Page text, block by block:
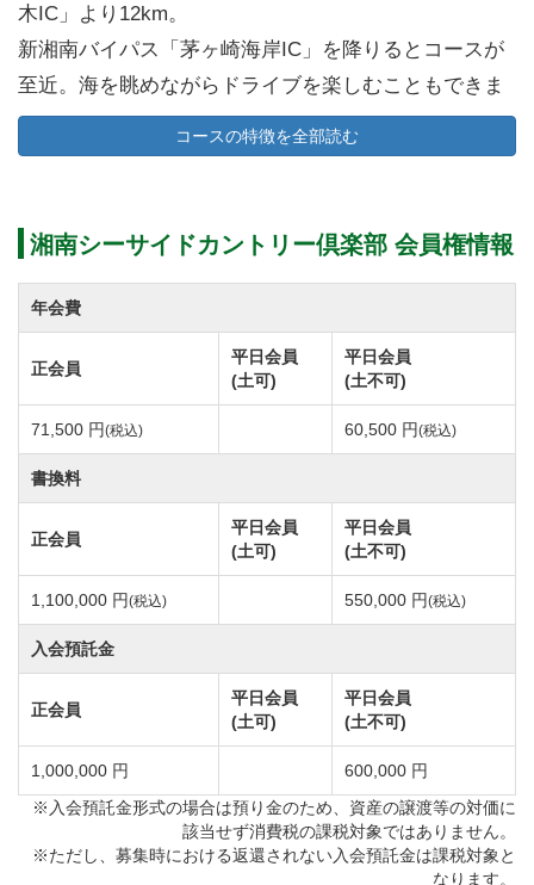
木IC」より12km。
新湘南バイパス「茅ヶ崎海岸IC」を降りるとコースが
至近。海を眺めながらドライブを楽しむこともできま
す。
電車をご利用の場合、JR東海道線「茅ヶ崎駅」下車
ています。
JR東海道線「平塚駅」下車。タクシーにご乗車頂き10
分程の距離にあります。
相模川の河口に展開している全長6,171ヤードのシーサ
イドコースです。コースレート69.5、パー72。
松林でセパレートされたコース内にはエンチビサやコ
コスなどの熱帯地方の植物が配されています。
高低差のないフラットな地形に造られているので、レ
ディス・シニアゴルファーも気軽にプレーしやすいコ
一見すると易しそうに見えますが、シーサイド特有の
強風が常時吹いておりスコアをまとめるのは非常に難
メンタルが鍛えられるホールの数々、設計者の仕掛け
たの数々障害をどのように超えていくかがスコアメイ
クのカギ！
天気、風向きを考慮したクラブ選びとショットの精
度、距離感・技術を要する全18ホール。
コースの特徴を全部読む
湘南シーサイドカントリー倶楽部 会員権情報
年会費
正会員
平日会員
(土可)
平日会員
(土不可)
71,500 円(税込) 60,500 円(税込)
書換料
正会員
平日会員
(土可)
平日会員
(土不可)
1,100,000 円(税込) 550,000 円(税込)
入会預託金
正会員
平日会員
(土可)
平日会員
(土不可)
1,000,000 円
600,000 円
※入会預託金形式の場合は預り金のため、資産の譲渡等の対価に
該当せず消費税の課税対象ではありません。
※ただし、募集時における返還されない入会預託金は課税対象と
なります。